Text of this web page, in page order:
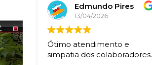
Edmundo Pires
13/04/2026
Ótimo atendimento e
simpatia dos colaboradores.